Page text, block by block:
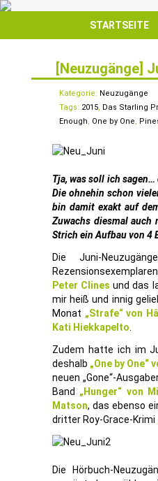
STARTSEITE
[Neuzugänge]
Kategorie: Neuzugänge
Tags: 2015, Das Starling
Enough, One by One,
Tja, was soll ich
Die ohnehin schon
bin damit exakt auf
Zuwachs diesmal auch
Strich ein Aufbau von 4
Die Juni-
Peter Clines und das
mir heiß und innig
Monat „Strafe“ von
Kati Hiekkapelto
Zudem hatte ich im
deshalb „One by One“
neuen „Gone“-
Band „Hunger“ von
Matson, das ebenso
dritter Roy-Grace-Krimi
Die Hörbuch-